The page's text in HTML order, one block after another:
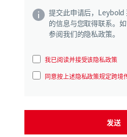
提交此申请后，Leybold
的信息与您取得联系。
参阅我们的隐私政策。
我已阅读并接受该隐私政策
同意按上述隐私政策规定跨境